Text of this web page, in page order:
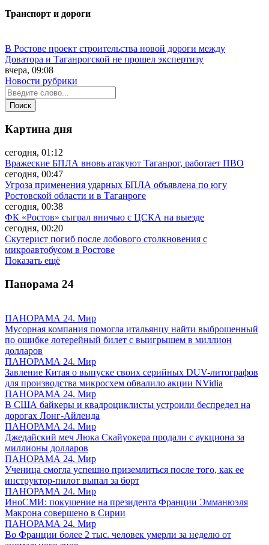
Транспорт и дороги
В Ростове проект строительства новой дороги между
Доватора и Таганрогской не прошел экспертизу
вчера, 09:08
Новости рубрики
Картина дня
сегодня, 01:12
Вражеские БПЛА вновь атакуют Таганрог, работает ПВО
сегодня, 00:47
Угроза применения ударных БПЛА объявлена по югу
Ростовской области и в Таганроге
сегодня, 00:38
ФК «Ростов» сыграл вничью с ЦСКА на выезде
сегодня, 00:20
Скутерист погиб после лобового столкновения с
микроавтобусом в Ростове
Показать ещё
Панорама 24
ПАНОРАМА 24. Мир
Мусорная компания помогла итальянцу найти выброшенный
по ошибке лотерейный билет с выигрышем в миллион
долларов
ПАНОРАМА 24. Мир
Завление Китая о выпуске своих серийных DUV-литографов
для производства микросхем обвалило акции NVidia
ПАНОРАМА 24. Мир
В США байкеры и квадроциклисты устроили беспредел на
дорогах Лонг-Айленда
ПАНОРАМА 24. Мир
Джедайский меч Люка Скайуокера продали с аукциона за
миллионы долларов
ПАНОРАМА 24. Мир
Ученица смогла успешно приземлиться после того, как ее
инструктор-пилот выпал за борт
ПАНОРАМА 24. Мир
ИноСМИ: покушение на президента Франции Эмманюэля
Макрона совершено в Сирии
ПАНОРАМА 24. Мир
Во Франции более 2 тыс. человек умерли за неделю от